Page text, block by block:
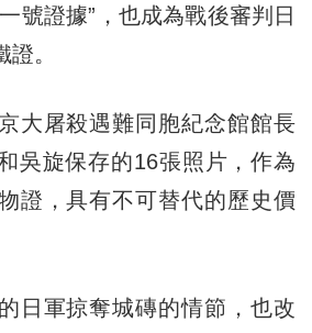
號證據”，也成為戰後審判日
。
屠殺遇難同胞紀念館館長
吳旋保存的16張照片，作為
證，具有不可替代的歷史價
軍掠奪城磚的情節，也改